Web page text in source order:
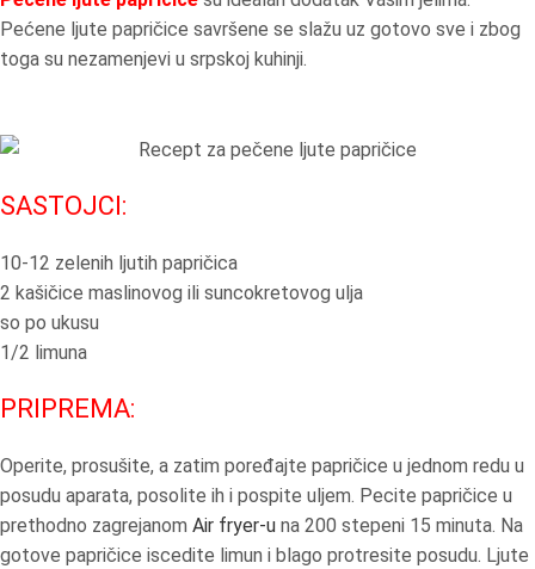
Pećene ljute papričice savršene se slažu uz gotovo sve i zbog
toga su nezamenjevi u srpskoj kuhinji.
SASTOJCI:
10-12 zelenih ljutih papričica
2 kašičice maslinovog ili suncokretovog ulja
so po ukusu
1/2 limuna
PRIPREMA:
Operite, prosušite, a zatim poređajte papričice u jednom redu u
posudu aparata, posolite ih i pospite uljem. Pecite papričice u
prethodno zagrejanom Air fryer-u na 200 stepeni 15 minuta. Na
gotove papričice iscedite limun i blago protresite posudu. Ljute